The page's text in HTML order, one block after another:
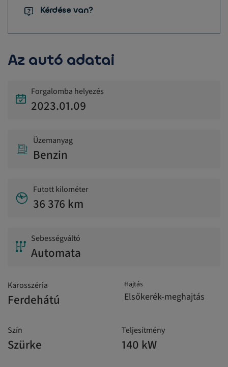
Kérdése van?
Az autó adatai
Forgalomba helyezés
2023.01.09
Üzemanyag
Benzin
Futott kilométer
36 376 km
Sebességváltó
Automata
Karosszéria
Ferdehátú
Hajtás
Elsőkerék-meghajtás
Szín
Szürke
Teljesítmény
140 kW